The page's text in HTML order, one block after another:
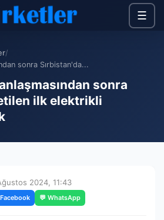
☰
/
sonra Sırbistan'da...
sonra
ilk elektrikli
2024, 11:43
💬 WhatsApp